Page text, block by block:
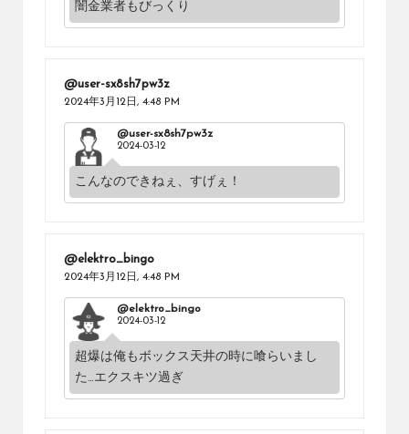
闇金業者もびっくり
@user-sx8sh7pw3z
2024年3月12日, 4:48 PM
@user-sx8sh7pw3z
2024-03-12
こんなのできねぇ、すげぇ！
@elektro_bingo
2024年3月12日, 4:48 PM
@elektro_bingo
2024-03-12
超爆は俺もボックス天井の時に喰らいまし
た…エクスキツ過ぎ